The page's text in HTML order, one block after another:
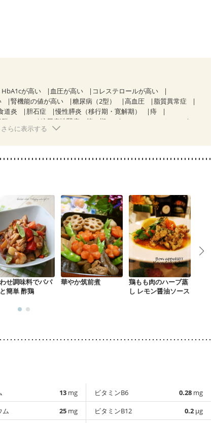
HbA1cが高い 血圧が高い
コレステロールが高い
腎機能の値が高い 糖尿病（2型） 高血圧
脂質異常症
道炎 胆石症 慢性膵炎（移行期・寛解期）
痔
（IBS） 糖尿病性腎症（第３期）
CKD（ステージ１）
ステージ３b） 透析
中） 食欲がない 消化不良
妊娠中(初期)
さらに表示する
せ調味料でパパ
簡単 酢鶏
華やか筑前煮
鶏もも肉のハーブ蒸
し レモン醤油ソース
13 mg
ム
25 mg
ビタミンB6 0.28 mg
ビタミンB12
0.2 µg